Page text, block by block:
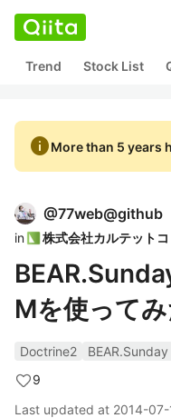
Trend Stock List
infoMore than 5 years
@77web@github
in
Mを使って
Doctrine2
BEAR.Sunday
9
Last updated at 2014-07-